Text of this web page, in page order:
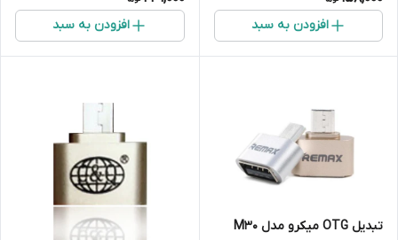
افزودن به سبد افزودن به سبد
تبدیل OTG میکرو مدل M30